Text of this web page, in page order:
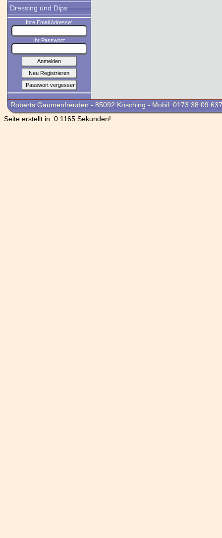
Dressing und Dips
Ihre Email Adresse:
Ihr Passwort:
Roberts Gaumenfreuden - 85092 Kösching - Mobil: 0173 38 09
Seite erstellt in: 0.1165 Sekunden!